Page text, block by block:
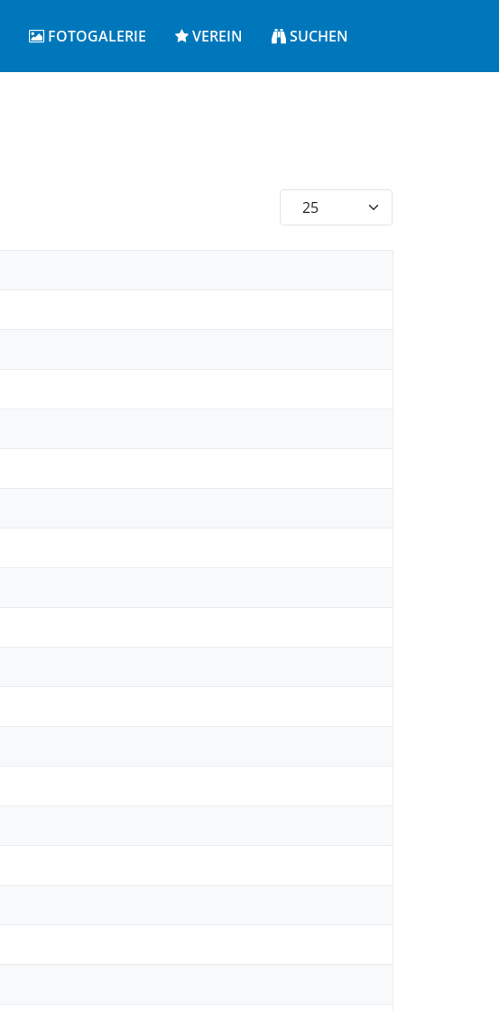
FOTOGALERIE VEREIN SUCHEN
Anzeige #